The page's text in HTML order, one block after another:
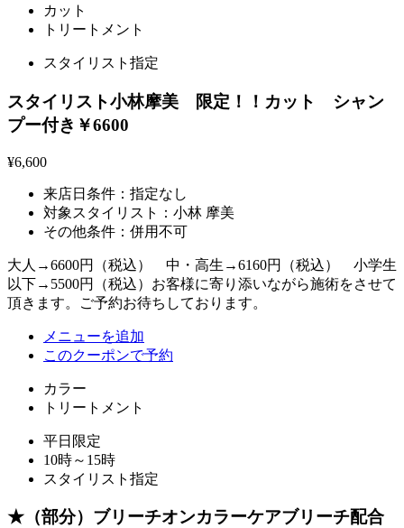
カット
トリートメント
スタイリスト指定
スタイリスト小林摩美 限定！！カット シャン
プー付き￥6600
¥6,600
来店日条件： 指定なし
対象スタイリスト： 小林 摩美
その他条件： 併用不可
大人→6600円（税込） 中・高生→6160円（税込） 小学生
以下→5500円（税込）お客様に寄り添いながら施術をさせて
頂きます。ご予約お待ちしております。
メニューを追加
このクーポンで予約
カラー
トリートメント
平日限定
10時～15時
スタイリスト指定
★（部分）ブリーチオンカラーケアブリーチ配合